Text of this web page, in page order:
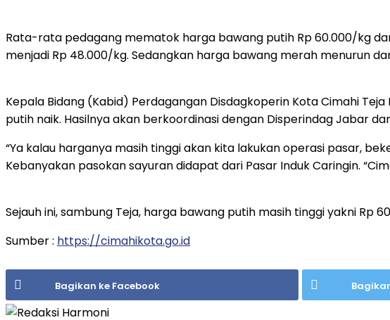
Rata-rata pedagang mematok harga bawang putih Rp 60.000/kg
menjadi Rp 48.000/kg. Sedangkan harga bawang merah menurun
Kepala Bidang (Kabid) Perdagangan Disdagkoperin Kota Cimahi
putih naik. Hasilnya akan berkoordinasi dengan Disperindag Jabar
“Ya kalau harganya masih tinggi akan kita lakukan operasi pasar,
Kebanyakan pasokan sayuran didapat dari Pasar Induk Caringin.
Sejauh ini, sambung Teja, harga bawang putih masih tinggi yakni Rp
Sumber : https://cimahikota.go.id
Bagikan ke Facebook